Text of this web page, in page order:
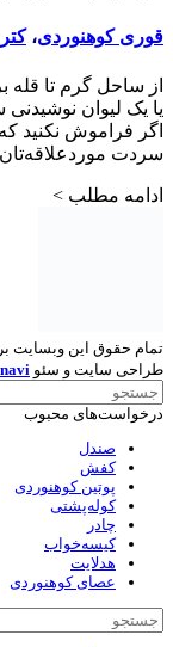
قوری کوهنوردی،
از ساحل گرم تا قله
یا یک لیوان
اگر فراموش نکنید که
سردت موردعلاقه‌تان
ادامه مطلب >
طراحی سایت و سئو
درخواست‌های محبوب
صندل
کفش
پوتین کوهنوردی
کوله‌پشتی
چادر
کیسه‌خواب
هدلایت
عصای کوهنوردی